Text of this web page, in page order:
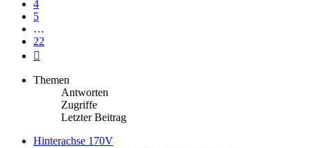
4
5
…
22
Themen
Antworten
Zugriffe
Letzter Beitrag
Hinterachse 170V